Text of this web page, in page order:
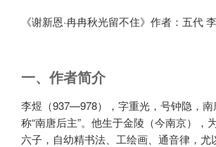
《谢新恩·冉冉秋光留不住》作者：五代
一、作者简介
李煜（937—978），字重光，号钟隐，
称“南唐后主”。他生于金陵（今南京），
六子，自幼精书法、工绘画、通音律，尤